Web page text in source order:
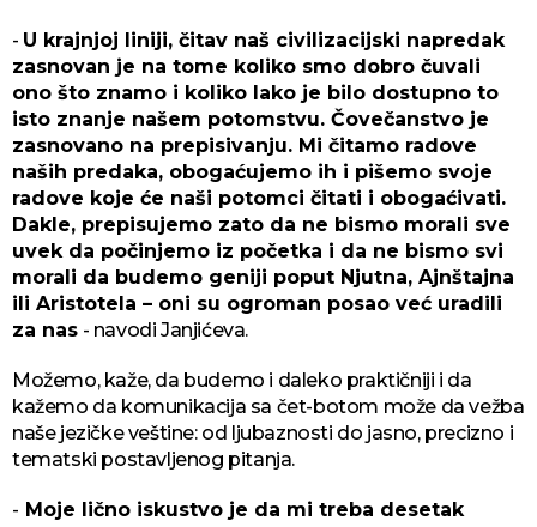
- U krajnjoj liniji, čitav naš civilizacijski napredak
zasnovan je na tome koliko smo dobro čuvali
ono što znamo i koliko lako je bilo dostupno to
isto znanje našem potomstvu. Čovečanstvo je
zasnovano na prepisivanju. Mi čitamo radove
naših predaka, obogaćujemo ih i pišemo svoje
radove koje će naši potomci čitati i obogaćivati.
Dakle, prepisujemo zato da ne bismo morali sve
uvek da počinjemo iz početka i da ne bismo svi
morali da budemo geniji poput Njutna, Ajnštajna
ili Aristotela – oni su ogroman posao već uradili
za nas - navodi Janjićeva.
Možemo, kaže, da budemo i daleko praktičniji i da
kažemo da komunikacija sa čet-botom može da vežba
naše jezičke veštine: od ljubaznosti do jasno, precizno i
tematski postavljenog pitanja.
- Moje lično iskustvo je da mi treba desetak